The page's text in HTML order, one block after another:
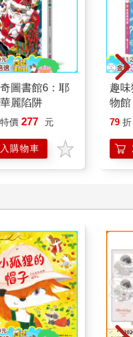
圖書館6：耶
麗陷阱
特價 277 元
購物車
趣
物館
79 折